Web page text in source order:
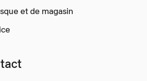
et de magasin